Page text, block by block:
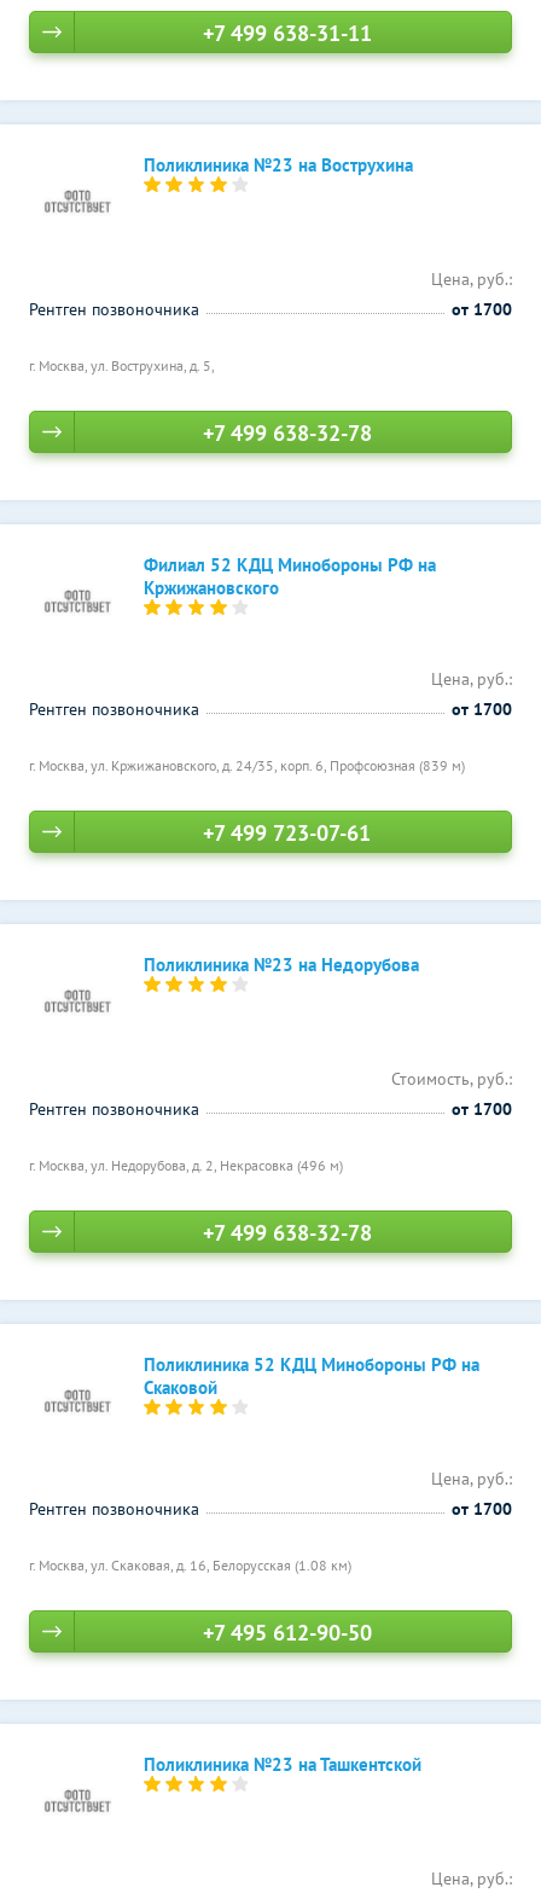
+7 499 638-31-11
Поликлиника №23 на Вострухина
г. Москва, ул. Вострухина, д. 5,
Цена, руб.:
Рентген позвоночника
от 1700
+7 499 638-32-78
Филиал 52 КДЦ Минобороны РФ на
Кржижановского
г. Москва, ул. Кржижановского, д. 24/35, корп. 6, Профсоюзная (839 м)
Цена, руб.:
Рентген позвоночника
от 1700
+7 499 723-07-61
Поликлиника №23 на Недорубова
г. Москва, ул. Недорубова, д. 2, Некрасовка (496 м)
Стоимость, руб.:
Рентген позвоночника
от 1700
+7 499 638-32-78
Поликлиника 52 КДЦ Минобороны РФ на
Скаковой
г. Москва, ул. Скаковая, д. 16, Белорусская (1.08 км)
Цена, руб.:
Рентген позвоночника
от 1700
+7 495 612-90-50
Поликлиника №23 на Ташкентской
Цена, руб.: